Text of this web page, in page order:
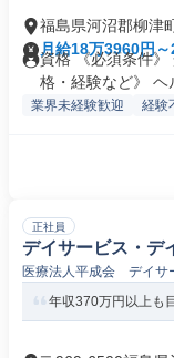
福島県河沼郡柳津
月給18万3960円
資格 《必須条件》
格・経験など》 ヘ
業界未経験歓迎 経験
正社員
デイサービス・デ
医療法人平成会 デイサ
年収370万円以上も